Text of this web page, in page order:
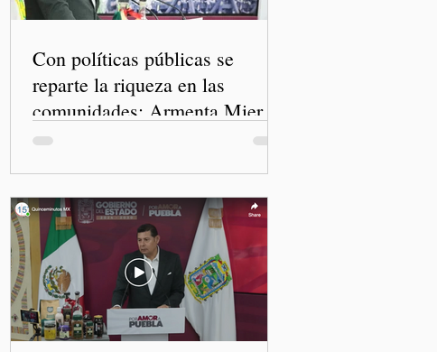
Con políticas públicas se
reparte la riqueza en las
comunidades: Armenta Mier